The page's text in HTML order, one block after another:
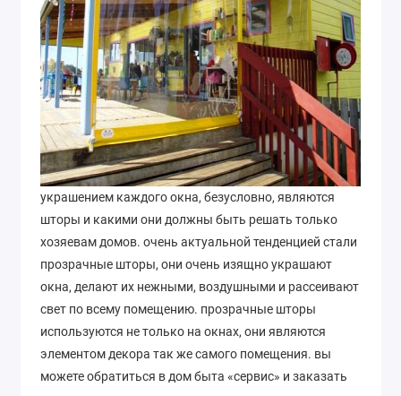
украшением каждого окна, безусловно, являются
шторы и какими они должны быть решать только
хозяевам домов. очень актуальной тенденцией стали
прозрачные шторы, они очень изящно украшают
окна, делают их нежными, воздушными и рассеивают
свет по всему помещению. прозрачные шторы
используются не только на окнах, они являются
элементом декора так же самого помещения. вы
можете обратиться в дом быта «сервис» и заказать